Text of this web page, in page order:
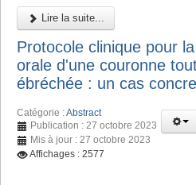
Lire la suite...
Protocole clinique pour
orale d'une couronne
ébréchée : un cas
Catégorie :Abstract
Publication : 27 octobre 2023
Mis à jour : 27 octobre 2023
Affichages : 2577